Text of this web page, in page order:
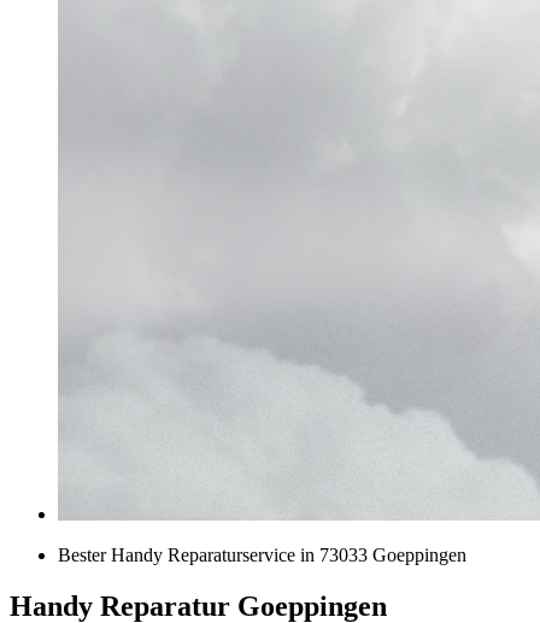
Bester Handy Reparaturservice in 73033 Goeppingen
Handy Reparatur Goeppingen